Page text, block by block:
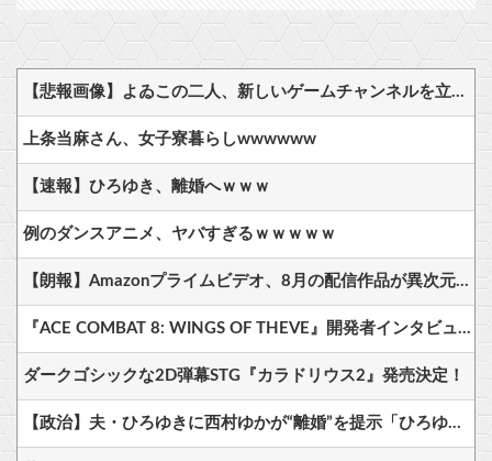
【悲報画像】よゐこの二人、新しいゲームチャンネルを立ち上げるwwww
上条当麻さん、女子寮暮らしwwwwww
【速報】ひろゆき、離婚へｗｗｗ
例のダンスアニメ、ヤバすぎるｗｗｗｗｗ
【朗報】Amazonプライムビデオ、8月の配信作品が異次元の凄さ！体感気温50度越えへ
『ACE COMBAT 8: WINGS OF THEVE』開発者インタビュー・サウンド編が公開、ヘッドホン推奨！7.1.4ch対応のこだわりサウンドを体験可能
ダークゴシックな2D弾幕STG『カラドリウス2』発売決定！
【政治】夫・ひろゆきに西村ゆかが“離婚”を提示「ひろゆき＆いずみ新党（仮）」の届け出を知らされず激怒「信頼関係が保てない状態で夫婦を続けるのは無理」